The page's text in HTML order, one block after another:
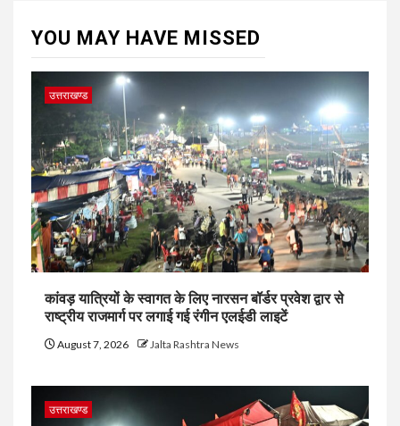
YOU MAY HAVE MISSED
उत्तराखण्ड
कांवड़ यात्रियों के स्वागत के लिए नारसन बॉर्डर प्रवेश द्वार से
राष्ट्रीय राजमार्ग पर लगाई गई रंगीन एलईडी लाइटें
August 7, 2026 Jalta Rashtra News
उत्तराखण्ड